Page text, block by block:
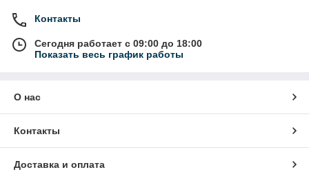
Контакты
Сегодня работает с 09:00 до 18:00
Показать весь график работы
О нас
Контакты
Доставка и оплата